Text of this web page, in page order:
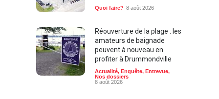
Quoi faire? 8 août 2026
Réouverture de la plage : les
amateurs de baignade
peuvent à nouveau en
profiter à Drummondville
Actualité, Enquête, Entrevue,
Nos dossiers
8 août 2026